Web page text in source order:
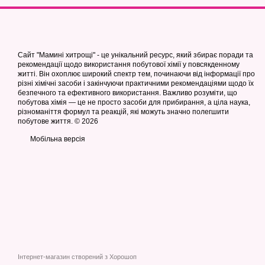
Основні переваги стрейч
Надійна фіксація
Захист від
Економна витрата.
Прозорість або
Екологічність і
У нашому асортименті
Ручна прозора —
Чорна стрейч плівка
Плівка різної
Сайт "Мамині хитрощі" - це унікальний ресурс, який збирає поради та
рекомендації щодо використання побутової хімії у повсякденному
житті. Він охоплює широкий спектр тем, починаючи від інформації про
різні хімічні засоби і закінчуючи практичними рекомендаціями щодо їх
безпечного та ефективного використання. Важливо розуміти, що
побутова хімія — це не просто засоби для прибирання, а ціла наука,
різноманіття формул та реакцій, які можуть значно полегшити
побутове життя. © 2026
Мобільна версія
Інтернет-магазин створений з Хорошоп